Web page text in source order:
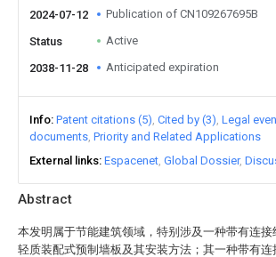
Abstract
本发明属于节能建筑领域，特别涉及一种带有连接
轻质装配式预制墙板及其安装方法；其一种带有连
2024-07-12 Publication of CN109267695B
Status Active
2038-11-28 Anticipated expiration
Info Patent citations (5) Cited by (3) Legal
documents Priority and Related Applications
External links Espacenet Global Dossier